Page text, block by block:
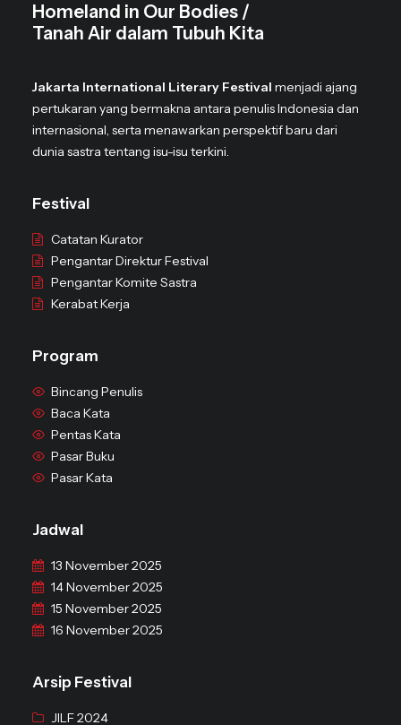
Homeland in Our Bodies /
Tanah Air dalam Tubuh Kita
Jakarta International Literary Festival menjadi ajang
pertukaran yang bermakna antara penulis Indonesia dan
internasional, serta menawarkan perspektif baru dari
dunia sastra tentang isu-isu terkini.
Festival
Catatan Kurator
Pengantar Direktur Festival
Pengantar Komite Sastra
Kerabat Kerja
Program
Bincang Penulis
Baca Kata
Pentas Kata
Pasar Buku
Pasar Kata
Jadwal
13 November 2025
14 November 2025
15 November 2025
16 November 2025
Arsip Festival
JILF 2024